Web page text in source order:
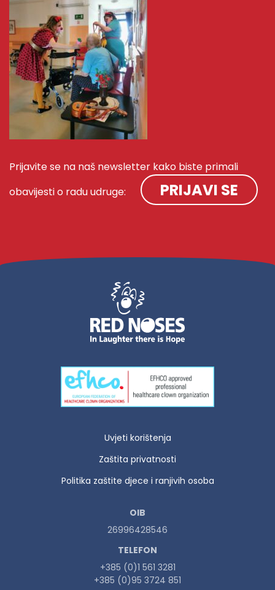
Prijavite se na naš newsletter kako biste primali
obavijesti o radu udruge:
PRIJAVI SE
Uvjeti korištenja
Zaštita privatnosti
Politika zaštite djece i ranjivih osoba
OIB
26996428546
TELEFON
+385 (0)1 561 3281
+385 (0)95 3724 851